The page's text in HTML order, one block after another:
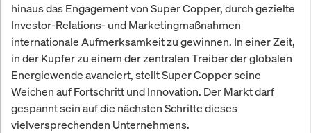
hinaus das Engagement von Super Copper, durch gezielte
Investor-Relations- und Marketingmaßnahmen
internationale Aufmerksamkeit zu gewinnen. In einer Zeit,
in der Kupfer zu einem der zentralen Treiber der globalen
Energiewende avanciert, stellt Super Copper seine
Weichen auf Fortschritt und Innovation. Der Markt darf
gespannt sein auf die nächsten Schritte dieses
vielversprechenden Unternehmens.